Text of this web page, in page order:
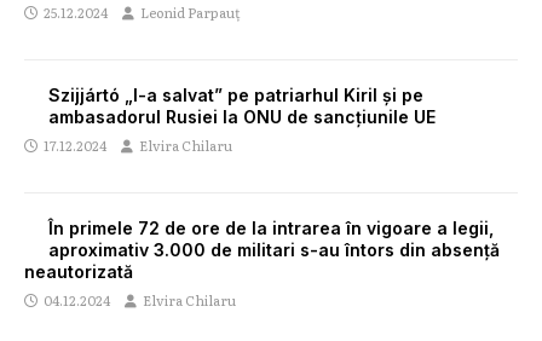
25.12.2024 Leonid Parpauț
Szijjártó „l-a salvat” pe patriarhul Kiril și pe
ambasadorul Rusiei la ONU de sancțiunile UE
17.12.2024 Elvira Chilaru
În primele 72 de ore de la intrarea în vigoare a legii,
aproximativ 3.000 de militari s-au întors din absență
neautorizată
04.12.2024 Elvira Chilaru